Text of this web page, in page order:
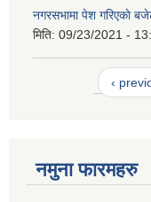
नगरसभामा पेश गरिएकाे
मिति: 09/23/2021 -
‹
नमुना फारमहरु